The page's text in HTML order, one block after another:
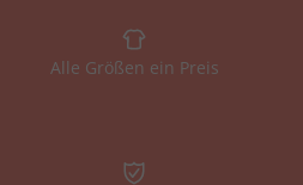
Alle Größen ein Preis